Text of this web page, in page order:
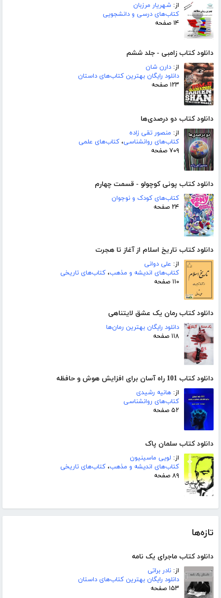
از: شهریار مرزبان
کتاب‌های درسی و دانشجویی
۱۴ صفحه
دانلود کتاب زامبی - جلد ششم
از: دارن شان
دانلود رایگان بهترین کتاب‌های داستان
۱۲۳ صفحه
دانلود کتاب دو درصدی‌ها
از: منصور تقی زاده
کتاب‌های روانشناسی، کتاب‌های علمی
۷۰۹ صفحه
دانلود کتاب پونی کوچولو - قسمت چهارم
کتاب‌های کودک و نوجوان
۲۴ صفحه
دانلود کتاب تاریخ اسلام از آغاز تا هجرت
از: علی دوانی
کتاب‌های اندیشه و مذهب، کتاب‌های تاریخی
۱۱۰ صفحه
دانلود کتاب رمان یک عشق لایتناهی
دانلود رایگان بهترین رمان‌ها
۱۱۸ صفحه
دانلود کتاب 101 راه آسان برای افزایش هوش و حافظه
از: هانیه رشیدی
کتاب‌های روانشناسی
۵۲ صفحه
دانلود کتاب سلمان پاک
از: لویی ماسینیون
کتاب‌های اندیشه و مذهب، کتاب‌های تاریخی
۸۹ صفحه
تازه‌ها
دانلود کتاب ماجرای یک نامه
از: نادر براتی
دانلود رایگان بهترین کتاب‌های داستان
۱۵۳ صفحه